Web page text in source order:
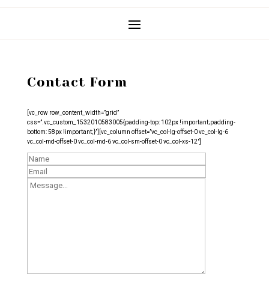
Contact Form
[vc_row row_content_width=”grid”
css=”.vc_custom_1532010583005{padding-top: 102px !important;padding-
bottom: 58px !important;}”][vc_column offset=”vc_col-lg-offset-0 vc_col-lg-6
vc_col-md-offset-0 vc_col-md-6 vc_col-sm-offset-0 vc_col-xs-12″]